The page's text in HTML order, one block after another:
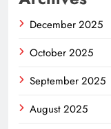
December 2025
October 2025
September 2025
August 2025